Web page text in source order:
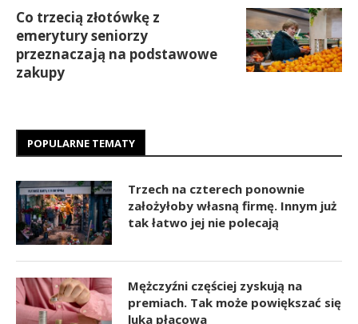
Co trzecią złotówkę z
emerytury seniorzy
przeznaczają na podstawowe
zakupy
POPULARNE TEMATY
Trzech na czterech ponownie
założyłoby własną firmę. Innym już
tak łatwo jej nie polecają
Mężczyźni częściej zyskują na
premiach. Tak może powiększać się
luka płacowa